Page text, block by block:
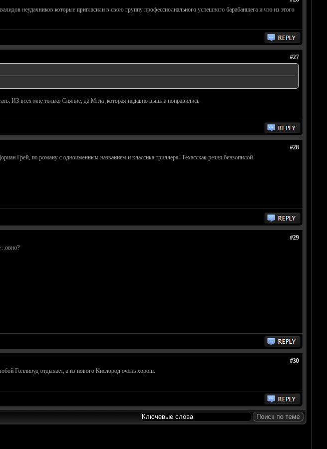
неудачников которые пригласили в свою группу профессиолнального успешного барабанщега и что из этого
#27
ИЗ всех мне только Сияние, да Мгла ,которая недавно вышла понравились
#28
Грей, по роману с одноименным названием и классика триллера- Техасская резня бензопилой
#29
#30
Голливуд отдыхает, а из нового Кислород очень хорош.